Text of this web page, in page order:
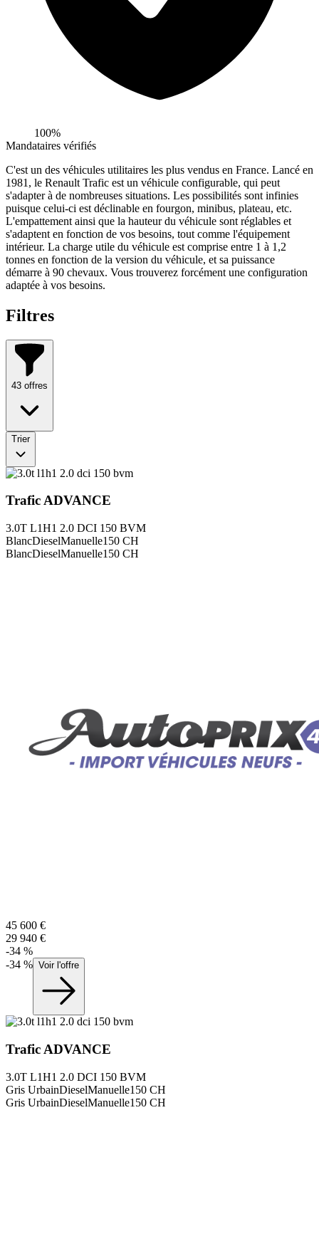
100%
Mandataires vérifiés
C'est un des véhicules utilitaires les plus vendus en France. Lancé en
1981, le Renault Trafic est un véhicule configurable, qui peut
s'adapter à de nombreuses situations. Les possibilités sont infinies
puisque celui-ci est déclinable en fourgon, minibus, plateau, etc.
L'empattement ainsi que la hauteur du véhicule sont réglables et
s'adaptent en fonction de vos besoins, tout comme l'équipement
intérieur. La charge utile du véhicule est comprise entre 1 à 1,2
tonnes en fonction de la version du véhicule, et sa puissance
démarre à 90 chevaux. Vous trouverez forcément une configuration
adaptée à vos besoins.
Filtres
43 offres
Trier
TraficADVANCE
3.0T L1H1 2.0 DCI 150 BVM
BlancDieselManuelle150 CH
BlancDieselManuelle150 CH
45 600 €
29 940 €
-34 %
-34 % Voir l'offre
Trafic ADVANCE
3.0T L1H1 2.0 DCI 150 BVM
Gris UrbainDieselManuelle150 CH
Gris UrbainDieselManuelle150 CH